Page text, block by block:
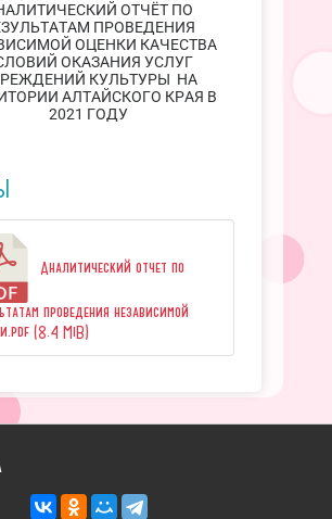
ОТЧЁТ ПО
ПРОВЕДЕНИЯ
ОЦЕНКИ КАЧЕСТВА
ОКАЗАНИЯ УСЛУГ
КУЛЬТУРЫ НА
АЛТАЙСКОГО КРАЯ В
2021 ГОДУ
Аналитический отчет по
проведения независимой
(8.4 MiB)